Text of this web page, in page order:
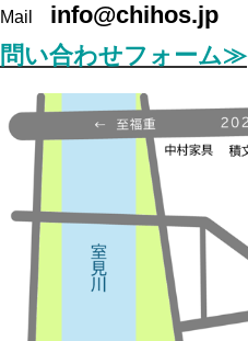
Mail info@chihos.jp
問い合わせフォーム≫